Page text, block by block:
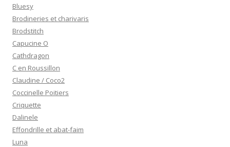
Bluesy
Brodineries et charivaris
Brodstitch
Capucine O
Cathdragon
C en Roussillon
Claudine / Coco2
Coccinelle Poitiers
Criquette
Dalinele
Effondrille et abat-faim
Luna